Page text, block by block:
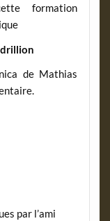
formation
de Mathias
par l’ami